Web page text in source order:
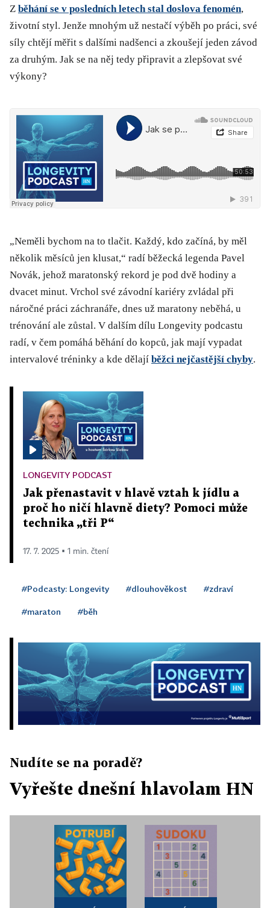
Z běhání se v posledních letech stal doslova fenomén,
životní styl. Jenže mnohým už nestačí výběh po práci, své
síly chtějí měřit s dalšími nadšenci a zkoušejí jeden závod
za druhým. Jak se na něj tedy připravit a zlepšovat své
výkony?
„Neměli bychom na to tlačit. Každý, kdo začíná, by měl
několik měsíců jen klusat,“ radí běžecká legenda Pavel
Novák, jehož maratonský rekord je pod dvě hodiny a
dvacet minut. Vrchol své závodní kariéry zvládal při
náročné práci záchranáře, dnes už maratony neběhá, u
trénování ale zůstal. V dalším dílu Longevity podcastu
radí, v čem pomáhá běhání do kopců, jak mají vypadat
intervalové tréninky a kde dělají běžci nejčastější chyby.
LONGEVITY PODCAST
Jak přenastavit v hlavě vztah k jídlu a
proč ho ničí hlavně diety? Pomoci může
technika „tři P“
17. 7. 2025 ▪ 1 min. čtení
#Podcasty: Longevity #dlouhověkost #zdraví
#maraton #běh
Nudíte se na poradě?
Vyřešte dnešní hlavolam HN